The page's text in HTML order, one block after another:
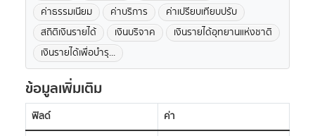
ค่าธรรมเนียม
ค่าบริการ
ค่าเปรียบเทียบปรับ
สถิติเงินรายได้
เงินบริจาค
เงินรายได้อุทยานแห่งชาติ
เงินรายได้เพื่อบำรุ...
ข้อมูลเพิ่มเติม
ฟิลด์
ค่า